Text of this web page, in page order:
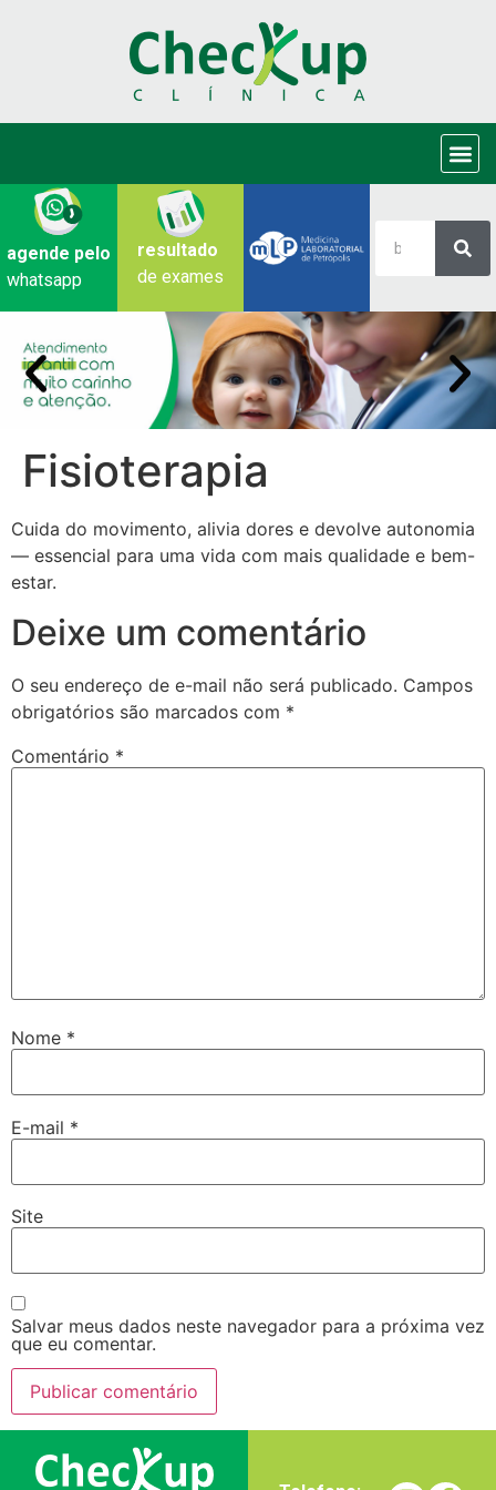
agende pelo
whatsapp
resultado
de exames
Fisioterapia
Cuida do movimento, alivia dores e devolve autonomia
— essencial para uma vida com mais qualidade e bem-
estar.
Deixe um comentário
O seu endereço de e-mail não será publicado. Campos
obrigatórios são marcados com *
Comentário *
Nome *
E-mail *
Site
Salvar meus dados neste navegador para a próxima vez
que eu comentar.